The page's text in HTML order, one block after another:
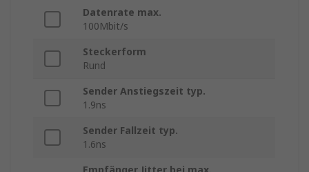
Datenrate max.
100Mbit/s
Steckerform
Rund
Sender Anstiegszeit typ.
1.9ns
Sender Fallzeit typ.
1.6ns